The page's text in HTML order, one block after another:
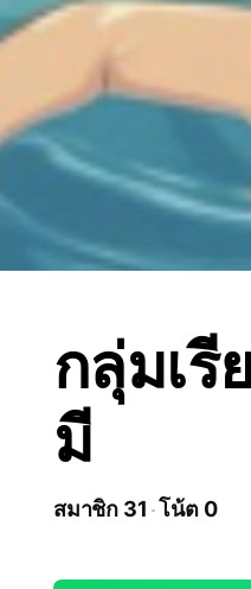
กลุ่มเ
มี
สมาชิก 31 โน้ต 0